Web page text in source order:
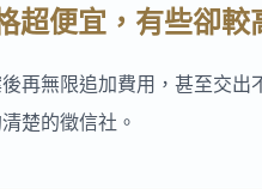
超便宜，有些卻較
再無限追加費用，甚至交
楚的徵信社。